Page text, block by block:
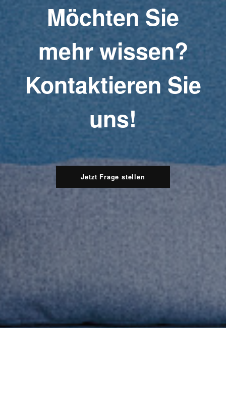
Möchten Sie
mehr wissen?
Kontaktieren Sie
uns!
Jetzt Frage stellen